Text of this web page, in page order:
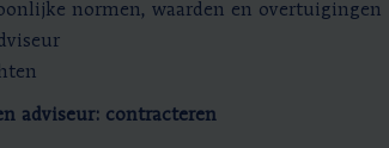
normen, waarden en overtuigingen
adviseur: contracteren